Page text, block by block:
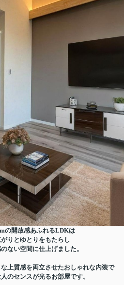
の開放感あふれるLDKは
りとゆとりをもたらし
ない空間に仕上げました。
上質感を両立させたおしゃれな内装で
のセンスが光るお部屋です。